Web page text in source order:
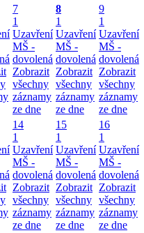
7
1
Uzavření
MŠ -
dovolená
Zobrazit
všechny
záznamy
ze dne
8
1
Uzavření
MŠ -
dovolená
Zobrazit
všechny
záznamy
ze dne
9
1
Uzavření
MŠ -
dovolená
Zobrazit
všechny
záznamy
ze dne
14
1
Uzavření
MŠ -
dovolená
Zobrazit
všechny
záznamy
ze dne
15
1
Uzavření
MŠ -
dovolená
Zobrazit
všechny
záznamy
ze dne
16
1
Uzavření
MŠ -
dovolená
Zobrazit
všechny
záznamy
ze dne